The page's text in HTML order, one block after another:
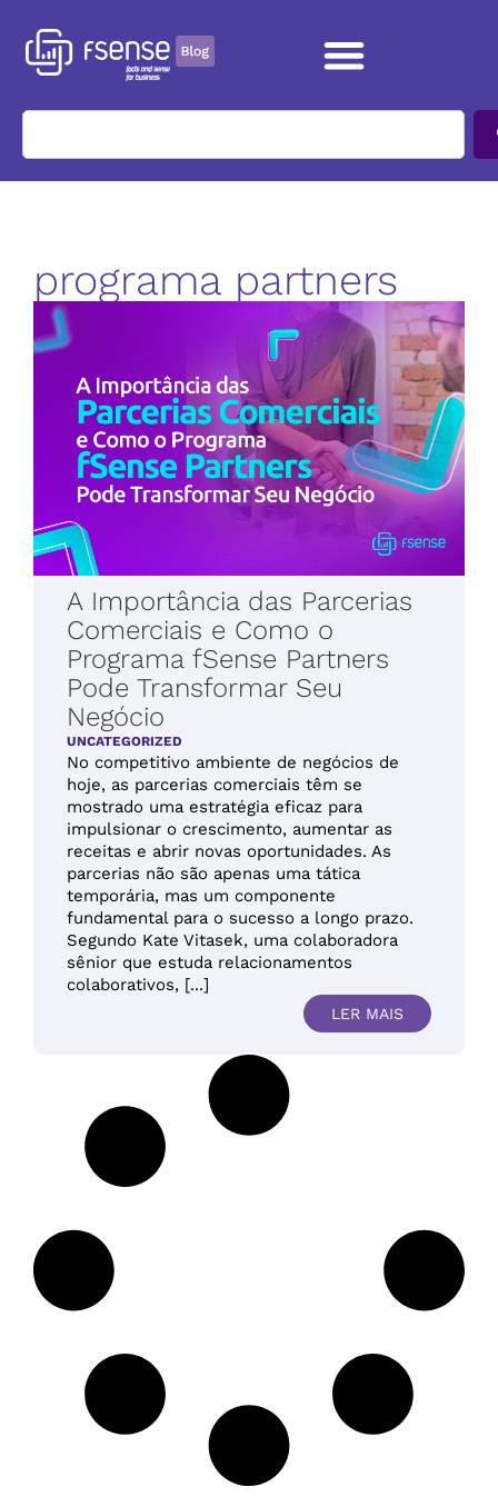
programa partners
A Importância das Parcerias
Comerciais e Como o
Programa fSense Partners
Pode Transformar Seu
Negócio
UNCATEGORIZED
No competitivo ambiente de negócios de
hoje, as parcerias comerciais têm se
mostrado uma estratégia eficaz para
impulsionar o crescimento, aumentar as
receitas e abrir novas oportunidades. As
parcerias não são apenas uma tática
temporária, mas um componente
fundamental para o sucesso a longo prazo.
Segundo Kate Vitasek, uma colaboradora
sênior que estuda relacionamentos
colaborativos, [...]
LER MAIS